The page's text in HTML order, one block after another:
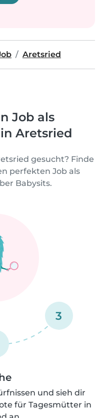
Aretsried
Job als
Aretsried
gesucht? Finde
perfekten Job als
Babysits.
3
und sieh dir
für Tagesmütter in